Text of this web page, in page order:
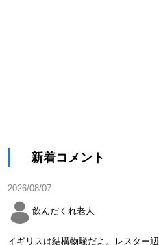
新着コメント
2026/08/07
飲んだくれ老人
イギリスは結構物騒だよ。レスター